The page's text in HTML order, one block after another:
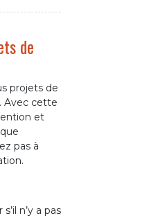
de
projets de
Avec cette
et
pas à
n’y a pas